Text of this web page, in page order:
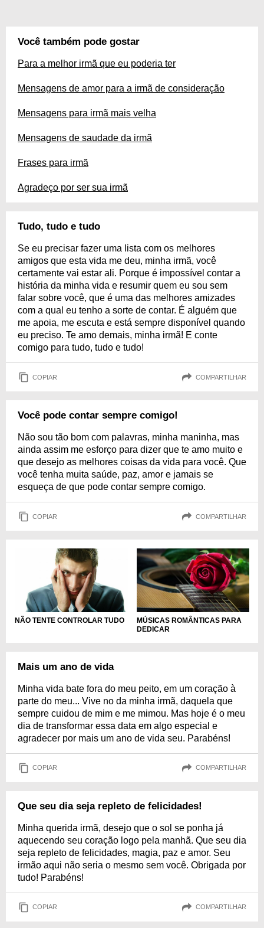
Você também pode gostar
Para a melhor irmã que eu poderia ter
Mensagens de amor para a irmã de consideração
Mensagens para irmã mais velha
Mensagens de saudade da irmã
Frases para irmã
Agradeço por ser sua irmã
Tudo, tudo e tudo
Se eu precisar fazer uma lista com os melhores
amigos que esta vida me deu, minha irmã, você
certamente vai estar ali. Porque é impossível contar a
história da minha vida e resumir quem eu sou sem
falar sobre você, que é uma das melhores amizades
com a qual eu tenho a sorte de contar. É alguém que
me apoia, me escuta e está sempre disponível quando
eu preciso. Te amo demais, minha irmã! E conte
comigo para tudo, tudo e tudo!
COPIAR COMPARTILHAR
Você pode contar sempre comigo!
Não sou tão bom com palavras, minha maninha, mas
ainda assim me esforço para dizer que te amo muito e
que desejo as melhores coisas da vida para você. Que
você tenha muita saúde, paz, amor e jamais se
esqueça de que pode contar sempre comigo.
COPIAR COMPARTILHAR
NÃO TENTE CONTROLAR TUDO
MÚSICAS ROMÂNTICAS PARA
DEDICAR
Mais um ano de vida
Minha vida bate fora do meu peito, em um coração à
parte do meu... Vive no da minha irmã, daquela que
sempre cuidou de mim e me mimou. Mas hoje é o meu
dia de transformar essa data em algo especial e
agradecer por mais um ano de vida seu. Parabéns!
COPIAR COMPARTILHAR
Que seu dia seja repleto de felicidades!
Minha querida irmã, desejo que o sol se ponha já
aquecendo seu coração logo pela manhã. Que seu dia
seja repleto de felicidades, magia, paz e amor. Seu
irmão aqui não seria o mesmo sem você. Obrigada por
tudo! Parabéns!
COPIAR COMPARTILHAR